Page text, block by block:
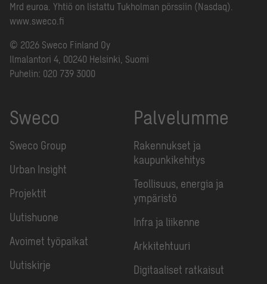
Mrd euroa. Yhtiö on listattu Tukholman pörssiin (Nasdaq).
www.sweco.fi
© 2026 Sweco Finland Oy
Ilmalantori 4, 00240 Helsinki, Suomi
Puhelin: 020 739 3000
Sweco
Sweco Group
Urban Insight
Projektit
Uutishuone
Avoimet työpaikat
Uutiskirje
Palvelumme
Rakennukset ja
kaupunkikehitys
Teollisuus, energia ja
ympäristö
Infra ja liikenne
Arkkitehtuuri
Digitaaliset ratkaisut